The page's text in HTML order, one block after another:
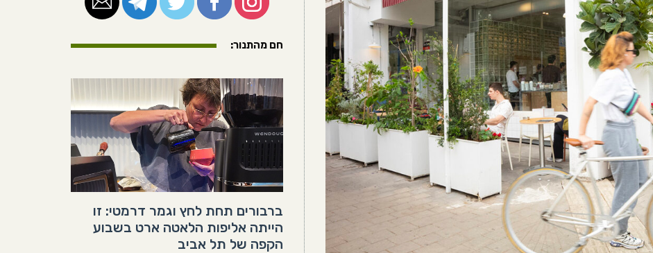
חם מהתנור:
ברבורים תחת לחץ וגמר דרמטי: זו
הייתה אליפות הלאטה ארט בשבוע
הקפה של תל אביב